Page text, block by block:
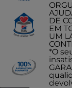
DE
EM
UM
*O